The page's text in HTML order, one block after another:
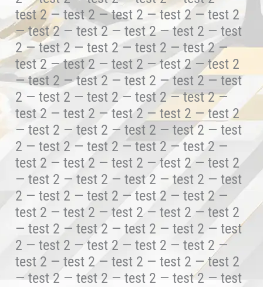
test 2 — test 2 — test 2 — test 2 — test 2
— test 2 — test 2 — test 2 — test 2 — test
2 — test 2 — test 2 — test 2 — test 2 —
test 2 — test 2 — test 2 — test 2 — test 2
— test 2 — test 2 — test 2 — test 2 — test
2 — test 2 — test 2 — test 2 — test 2 —
test 2 — test 2 — test 2 — test 2 — test 2
— test 2 — test 2 — test 2 — test 2 — test
2 — test 2 — test 2 — test 2 — test 2 —
test 2 — test 2 — test 2 — test 2 — test 2
— test 2 — test 2 — test 2 — test 2 — test
2 — test 2 — test 2 — test 2 — test 2 —
test 2 — test 2 — test 2 — test 2 — test 2
— test 2 — test 2 — test 2 — test 2 — test
2 — test 2 — test 2 — test 2 — test 2 —
test 2 — test 2 — test 2 — test 2 — test 2
— test 2 — test 2 — test 2 — test 2 — test